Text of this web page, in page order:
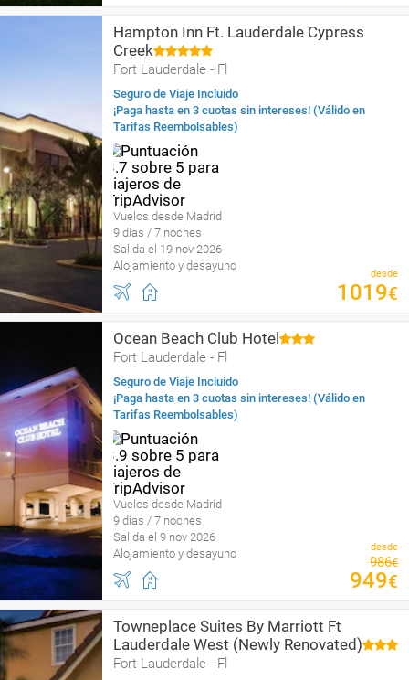
Hampton Inn Ft. Lauderdale Cypress
Creek
Fort Lauderdale - Fl
Seguro de Viaje Incluido
¡Paga hasta en 3 cuotas sin intereses! (Válido en
Tarifas Reembolsables)
Vuelos desde Madrid
9 días / 7 noches
Salida el 19 nov 2026
Alojamiento y desayuno
desde
1019€
Ocean Beach Club Hotel
Fort Lauderdale - Fl
Seguro de Viaje Incluido
¡Paga hasta en 3 cuotas sin intereses! (Válido en
Tarifas Reembolsables)
Vuelos desde Madrid
9 días / 7 noches
Salida el 9 nov 2026
Alojamiento y desayuno
desde
986€
949€
Towneplace Suites By Marriott Ft
Lauderdale West (Newly Renovated)
Fort Lauderdale - Fl